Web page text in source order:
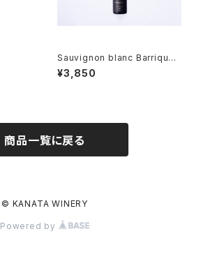
Sauvignon blanc Barrique
2024
¥3,850
商品一覧に戻る
© KANATA WINERY
Powered by